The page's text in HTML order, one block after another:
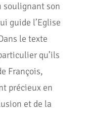
soulignant son
guide l’Eglise
le texte
qu’ils
François,
précieux en
et de la